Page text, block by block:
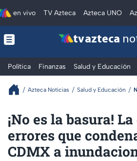
en vivo TV Azteca Azteca UNO
tv azteca
Política Finanzas Salud y Educación
Azteca Noticias Salud y Educación
¡No es la basura!
errores que
CDMX a